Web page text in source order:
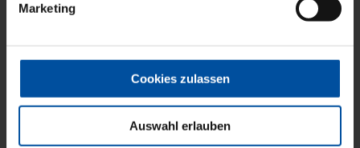
Marketing
Cookies zulassen
Auswahl erlauben
Auf den Cent genau.
Umsetzung vertraglicher und gesetzlicher